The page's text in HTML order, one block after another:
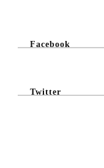
Facebook
Twitter